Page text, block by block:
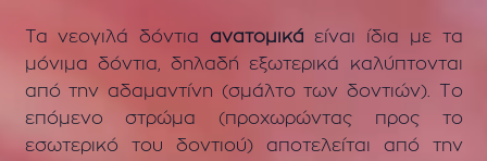
Τα νεογιλά δόντια ανατομικά είναι ίδια με τα
μόνιμα δόντια, δηλαδή εξωτερικά καλύπτονται
από την αδαμαντίνη (σμάλτο των δοντιών). Το
επόμενο στρώμα (προχωρώντας προς το
εσωτερικό του δοντιού) αποτελείται από την